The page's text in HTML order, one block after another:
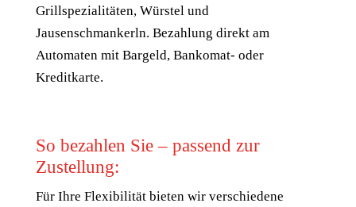
Grillspezialitäten, Würstel und
Jausenschmankerln. Bezahlung direkt am
Automaten mit Bargeld, Bankomat- oder
Kreditkarte.
So bezahlen Sie – passend zur
Zustellung:
Für Ihre Flexibilität bieten wir verschiedene